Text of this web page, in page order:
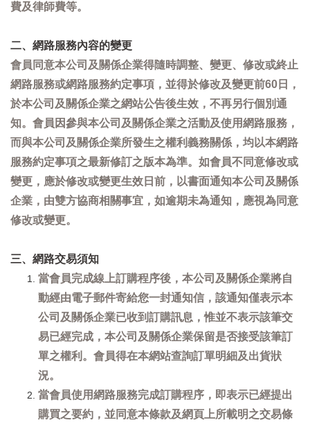
費及律師費等。
二、網路服務內容的變更
會員同意本公司及關係企業得隨時調整、變更、修改或終止
網路服務或網路服務約定事項，並得於修改及變更前60日，
於本公司及關係企業之網站公告後生效，不再另行個別通
知。會員因參與本公司及關係企業之活動及使用網路服務，
而與本公司及關係企業所發生之權利義務關係，均以本網路
服務約定事項之最新修訂之版本為準。如會員不同意修改或
變更，應於修改或變更生效日前，以書面通知本公司及關係
企業，由雙方協商相關事宜，如逾期未為通知，應視為同意
修改或變更。
三、網路交易須知
當會員完成線上訂購程序後，本公司及關係企業將自
動經由電子郵件寄給您一封通知信，該通知僅表示本
公司及關係企業已收到訂購訊息，惟並不表示該筆交
易已經完成，本公司及關係企業保留是否接受該筆訂
單之權利。會員得在本網站查詢訂單明細及出貨狀
況。
當會員使用網路服務完成訂購程序，即表示已經提出
購買之要約，並同意本條款及網頁上所載明之交易條